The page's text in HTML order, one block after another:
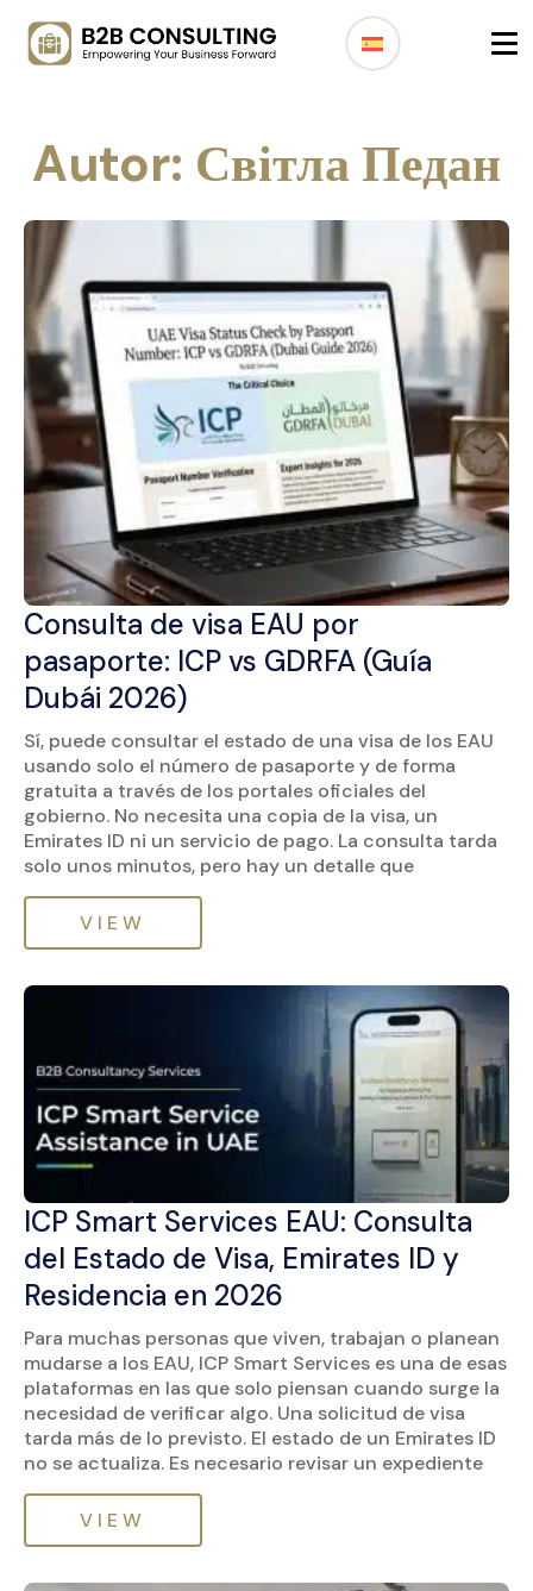
Autor: Світла Педан
Consulta de visa EAU por
pasaporte: ICP vs GDRFA (Guía
Dubái 2026)
Sí, puede consultar el estado de una visa de los EAU
usando solo el número de pasaporte y de forma
gratuita a través de los portales oficiales del
gobierno. No necesita una copia de la visa, un
Emirates ID ni un servicio de pago. La consulta tarda
solo unos minutos, pero hay un detalle que
VIEW
ICP Smart Services EAU: Consulta
del Estado de Visa, Emirates ID y
Residencia en 2026
Para muchas personas que viven, trabajan o planean
mudarse a los EAU, ICP Smart Services es una de esas
plataformas en las que solo piensan cuando surge la
necesidad de verificar algo. Una solicitud de visa
tarda más de lo previsto. El estado de un Emirates ID
no se actualiza. Es necesario revisar un expediente
VIEW